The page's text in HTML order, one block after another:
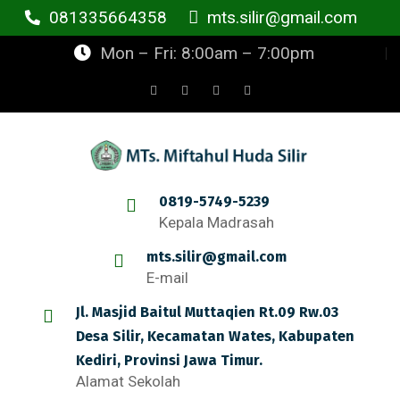
081335664358
mts.silir@gmail.com
Mon – Fri: 8:00am – 7:00pm
0819-5749-5239
Kepala Madrasah
mts.silir@gmail.com
E-mail
Jl. Masjid Baitul Muttaqien Rt.09 Rw.03
Desa Silir, Kecamatan Wates, Kabupaten
Kediri, Provinsi Jawa Timur.
Alamat Sekolah